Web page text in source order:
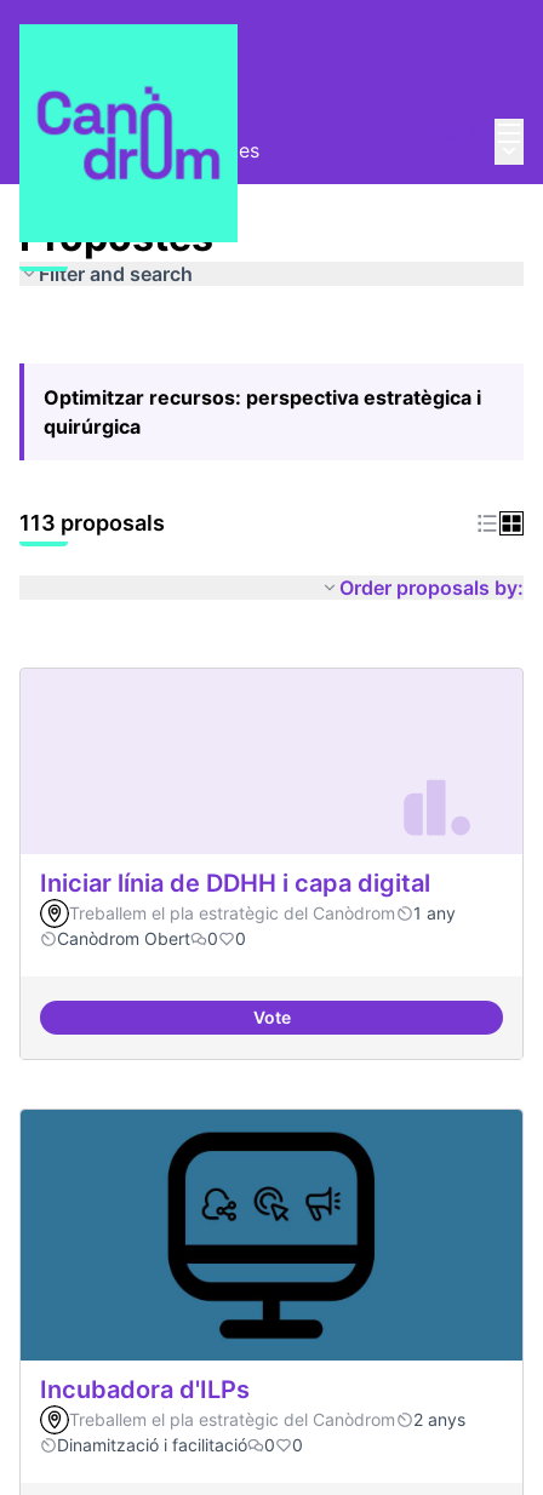
Pla Estratègic Propostes
Propostes
Filter and search
Optimitzar recursos: perspectiva estratègica i
quirúrgica
113 proposals
Order proposals by:
Iniciar línia de DDHH i capa digital
Treballem el pla estratègic del Canòdrom
1 any
Canòdrom Obert
0 0
VoteIniciar línia de DDHH i capa
Incubadora d'ILPs
Treballem el pla estratègic del Canòdrom
2 anys
Dinamització i facilitació
0 0